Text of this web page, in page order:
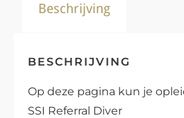
Beschrijving
BESCHRIJVING
Op deze pagina kun je
SSI Referral Diver